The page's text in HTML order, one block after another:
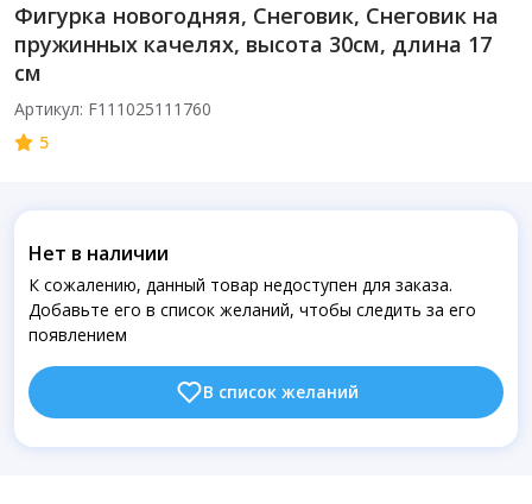
Фигурка новогодняя, Снеговик, Снеговик на
пружинных качелях, высота 30см, длина 17
см
Артикул: F111025111760
5
Нет в наличии
К сожалению, данный товар недоступен для заказа.
Добавьте его в список желаний, чтобы следить за его
появлением
В список желаний